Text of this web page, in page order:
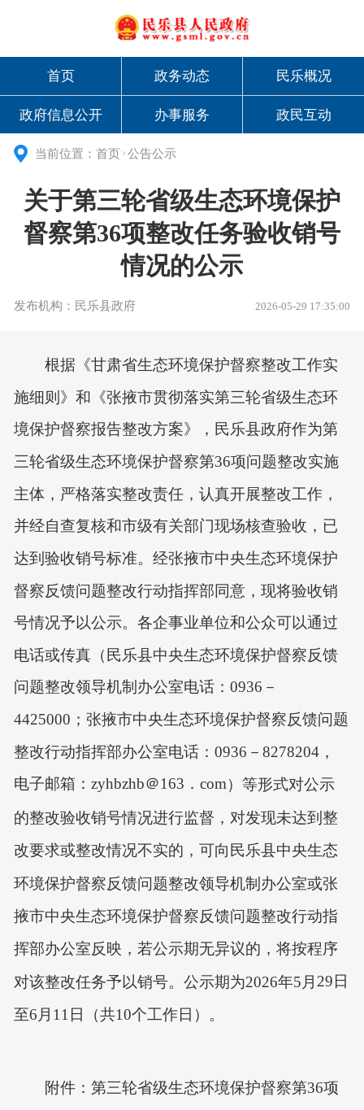
首页 政务动态 民乐概况
政府信息公开 办事服务 政民互动
当前位置：首页 >公告公示
关于第三轮省级生态环境保护
督察第36项整改任务验收销号
情况的公示
发布机构：民乐县政府 2026-05-29 17:35:00
根据《甘肃省生态环境保护督察整改工作实
施细则》和《张掖市贯彻落实第三轮省级生态环
境保护督察报告整改方案》， 民乐县政府作为第
三轮省级生态环境保护督察第36项问题整改实施
主体，严格落实整改责任，认真开展整改工作，
并经自查复核和市级有关部门现场核查验收，已
达到验收销号标准。经张掖市中央生态环境保护
督察反馈问题整改行动指挥部同意，现将验收销
号情况予以公示。各企事业单位和公众可以通过
电话或传真 （ 民乐县中央生态环境保护督察反馈
问题整改领导机制办公室电话 ：0936－
4425000；张掖市中央生态环境保护督察反馈问题
整改行动指挥部办公室电话：0936－8278204，
电子邮箱：zyhbzhb＠163．com）等形式对公示
的整改验收销号情况进行监督，对发现未达到整
改要求或整改情况不实的，可向民乐县中央生态
环境保护督察反馈问题整改领导机制办公室或张
掖市中央生态环境保护督察反馈问题整改行动指
挥部办公室反映，若公示期无异议的，将按程序
对该整改任务予以销号。公示期为2026年5月29 日
至6月11 日（共10个工作日）。
附件：第三轮省级生态环境保护督察第36项